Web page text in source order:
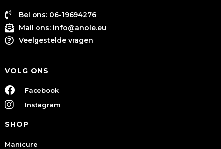
Bel ons: 06-19694276
Mail ons: info@anole.eu
Veelgestelde vragen
VOLG ONS
Facebook
Instagram
SHOP
Manicure